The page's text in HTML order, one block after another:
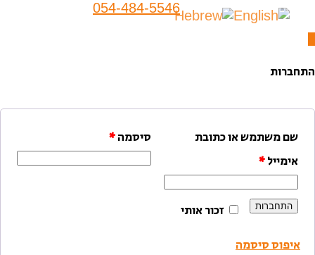
054-484-5546
התחברות
שם משתמש או כתובת
אימייל*
סיסמה*
זכור אותי התחברות
איפוס סיסמה